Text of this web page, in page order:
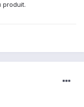
produit.